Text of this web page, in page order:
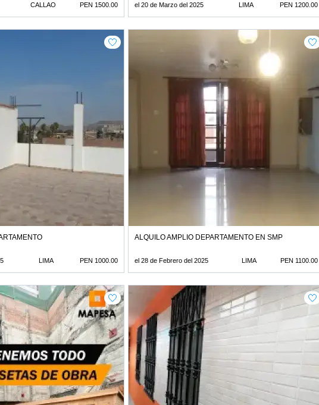
CALLAO PEN 1500.00 el 20 de Marzo del 2025 LIMA PEN 1200.00
LIMA PEN 1000.00
ALQUILO AMPLIO DEPARTAMENTO EN SMP
el 28 de Febrero del 2025 LIMA PEN 1100.00